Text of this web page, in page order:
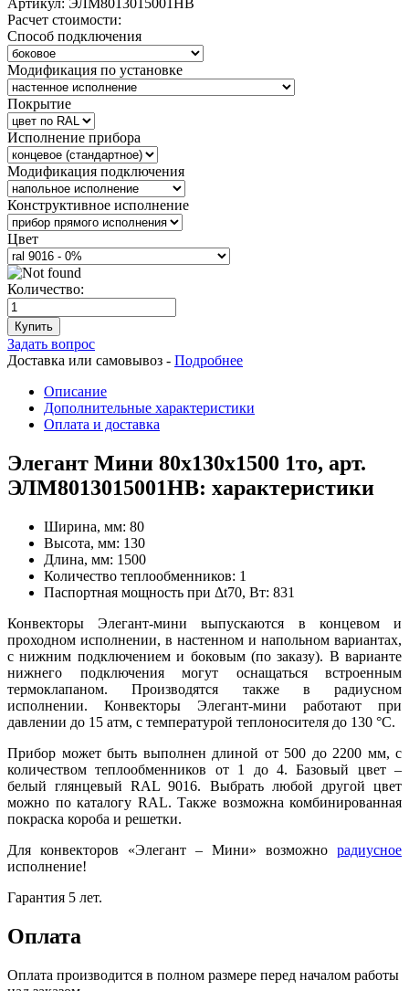
Расчет стоимости:
Способ подключения
Модификация по установке
Покрытие
Исполнение прибора
Модификация подключения
Конструктивное исполнение
Цвет
Количество:
Купить
Задать вопрос
Доставка или самовывоз - Подробнее
Описание
Дополнительные характеристики
Оплата и доставка
Элегант Мини 80x130x1500 1то, арт.
ЭЛМ8013015001НВ: характеристики
Ширина, мм: 80
Высота, мм: 130
Длина, мм: 1500
Количество теплообменников: 1
Паспортная мощность при Δt70, Вт: 831
Конвекторы Элегант-мини выпускаются в концевом и
проходном исполнении, в настенном и напольном вариантах,
с нижним подключением и боковым (по заказу). В варианте
нижнего подключения могут оснащаться встроенным
термоклапаном. Производятся также в радиусном
исполнении. Конвекторы Элегант-мини работают при
давлении до 15 атм, с температурой теплоносителя до 130 °С.
Прибор может быть выполнен длиной от 500 до 2200 мм, с
количеством теплообменников от 1 до 4. Базовый цвет –
белый глянцевый RAL 9016. Выбрать любой другой цвет
можно по каталогу RAL. Также возможна комбинированная
покраска короба и решетки.
Для конвекторов «Элегант – Мини» возможно радиусное
исполнение!
Гарантия 5 лет.
Оплата
Оплата производится в полном размере перед началом работы